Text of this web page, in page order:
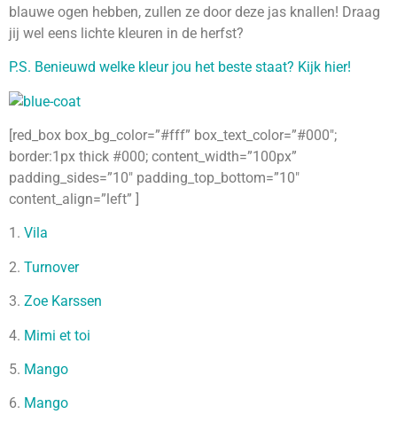
blauwe ogen hebben, zullen ze door deze jas knallen! Draag
jij wel eens lichte kleuren in de herfst?
P.S. Benieuwd welke kleur jou het beste staat? Kijk hier!
[red_box box_bg_color=”#fff” box_text_color=”#000″;
border:1px thick #000; content_width=”100px”
padding_sides=”10″ padding_top_bottom=”10″
content_align=”left” ]
1. Vila
2. Turnover
3. Zoe Karssen
4. Mimi et toi
5. Mango
6. Mango